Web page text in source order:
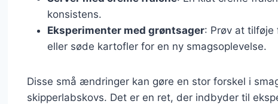
konsistens.
Eksperimenter med grøntsager: Prøv at tilføje
eller søde kartofler for en ny smagsoplevelse.
Disse små ændringer kan gøre en stor forskel i
skipperlabskovs. Det er en ret, der indbyder til